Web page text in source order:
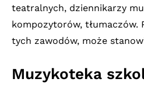
teatralnych, dziennikarzy
kompozytorów, tłumaczów.
tych zawodów, może
Muzykoteka